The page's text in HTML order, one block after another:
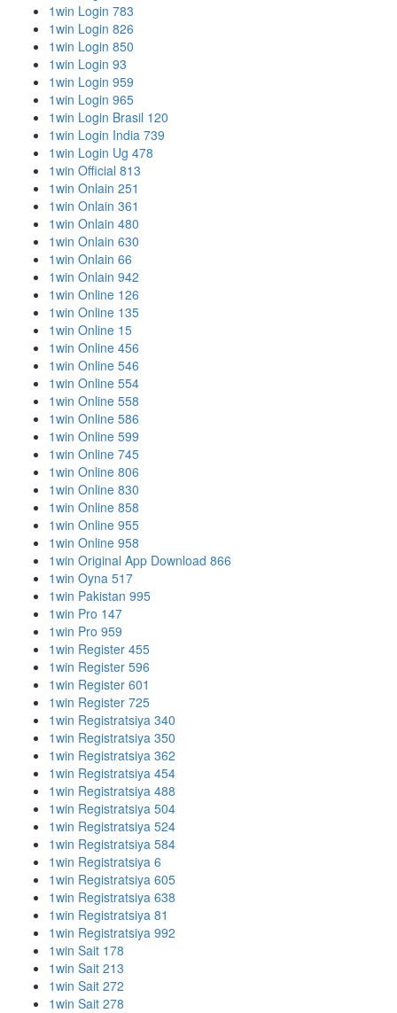
1win Login 783
1win Login 826
1win Login 850
1win Login 93
1win Login 959
1win Login 965
1win Login Brasil 120
1win Login India 739
1win Login Ug 478
1win Official 813
1win Onlain 251
1win Onlain 361
1win Onlain 480
1win Onlain 630
1win Onlain 66
1win Onlain 942
1win Online 126
1win Online 135
1win Online 15
1win Online 456
1win Online 546
1win Online 554
1win Online 558
1win Online 586
1win Online 599
1win Online 745
1win Online 806
1win Online 830
1win Online 858
1win Online 955
1win Online 958
1win Original App Download 866
1win Oyna 517
1win Pakistan 995
1win Pro 147
1win Pro 959
1win Register 455
1win Register 596
1win Register 601
1win Register 725
1win Registratsiya 340
1win Registratsiya 350
1win Registratsiya 362
1win Registratsiya 454
1win Registratsiya 488
1win Registratsiya 504
1win Registratsiya 524
1win Registratsiya 584
1win Registratsiya 6
1win Registratsiya 605
1win Registratsiya 638
1win Registratsiya 81
1win Registratsiya 992
1win Sait 178
1win Sait 213
1win Sait 272
1win Sait 278